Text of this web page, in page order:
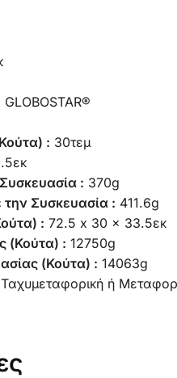
: 30τεμ
: 370g
την Συσκευασία : 411.6g
: 72.5 x 30 x 33.5εκ
(Κούτα) : 12750g
(Κούτα) : 14063g
ή